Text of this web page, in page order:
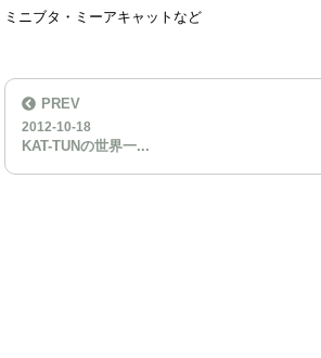
ミニブタ・ミーアキャットなど
PREV
2012-10-18
KAT-TUNの世界一...